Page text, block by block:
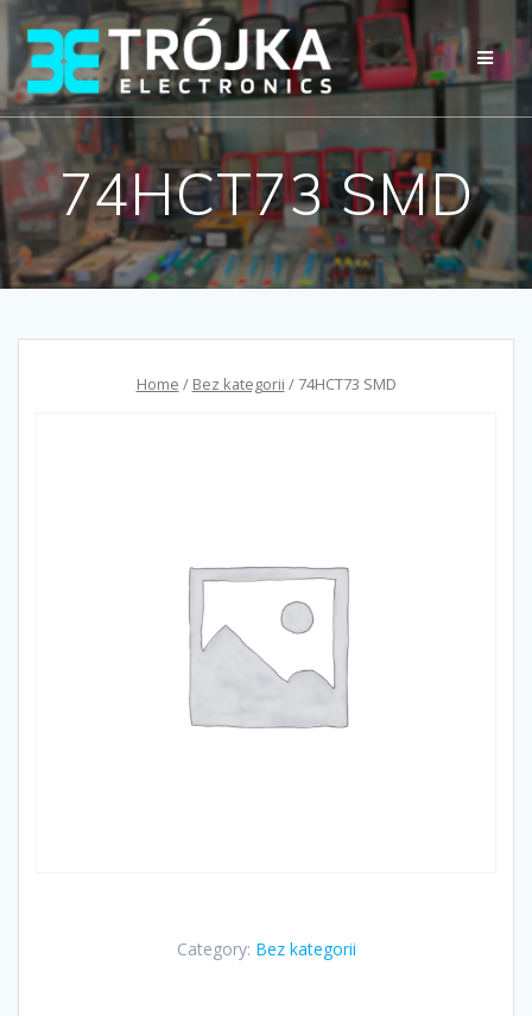
Przejdź
do
treści
74HCT73 SMD
Home / Bez kategorii / 74HCT73 SMD
Category: Bez kategorii